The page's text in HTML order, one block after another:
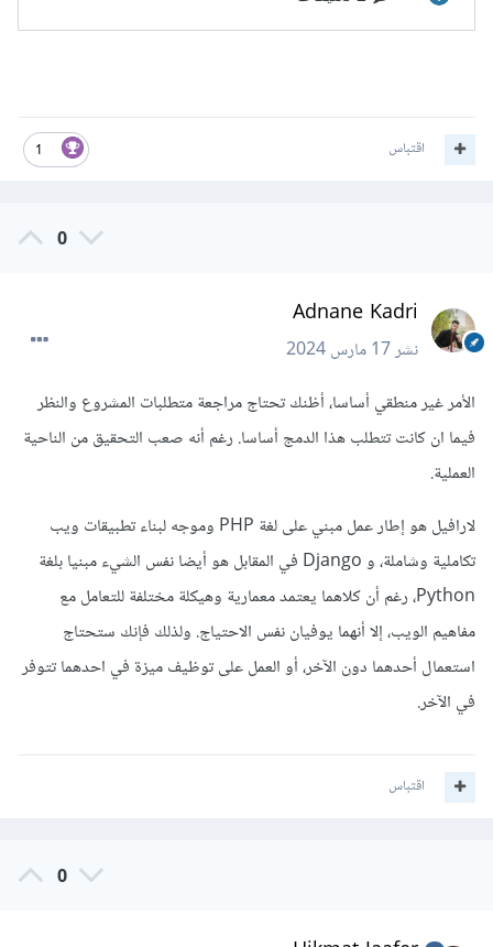
1 اقتباس
0
Adnane Kadri
نشر17 مارس 2024
الأمر غير منطقي أساسا، أظنك تحتاج مراجعة متطلبات المشروع والنظر
فيما ان كانت تتطلب هذا الدمج أساسا. رغم أنه صعب التحقيق من الناحية
العملية.
لارافيل هو إطار عمل مبني على لغة PHP وموجه لبناء تطبيقات ويب
تكاملية وشاملة، و Django في المقابل هو أيضا نفس الشيء مبنيا بلغة
Python، رغم أن كلاهما يعتمد معمارية وهيكلة مختلفة للتعامل مع
مفاهيم الويب، إلا أنهما يوفيان نفس الاحتياج. ولذلك فإنك ستحتاج
استعمال أحدهما دون الآخر، أو العمل على توظيف ميزة في احدهما تتوفر
في الآخر.
اقتباس
0